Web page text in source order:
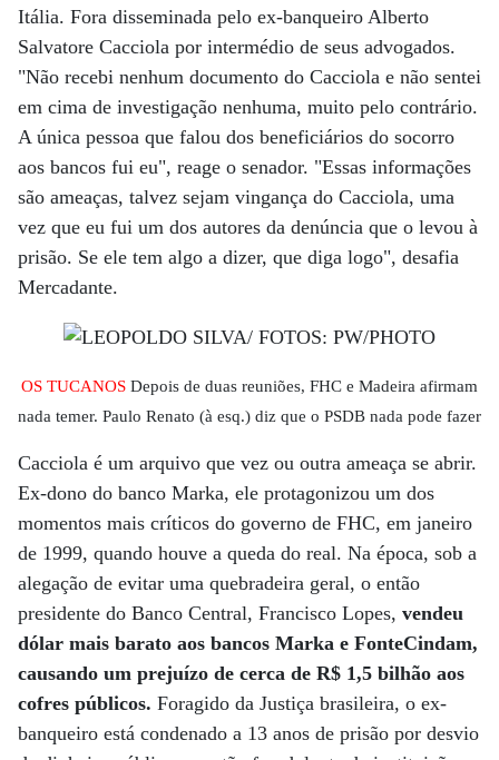
Itália. Fora disseminada pelo ex-banqueiro Alberto
Salvatore Cacciola por intermédio de seus advogados.
"Não recebi nenhum documento do Cacciola e não sentei
em cima de investigação nenhuma, muito pelo contrário.
A única pessoa que falou dos beneficiários do socorro
aos bancos fui eu", reage o senador. "Essas informações
são ameaças, talvez sejam vingança do Cacciola, uma
vez que eu fui um dos autores da denúncia que o levou à
prisão. Se ele tem algo a dizer, que diga logo", desafia
Mercadante.
OS TUCANOS Depois de duas reuniões, FHC e Madeira afirmam
nada temer. Paulo Renato (à esq.) diz que o PSDB nada pode fazer
Cacciola é um arquivo que vez ou outra ameaça se abrir.
Ex-dono do banco Marka, ele protagonizou um dos
momentos mais críticos do governo de FHC, em janeiro
de 1999, quando houve a queda do real. Na época, sob a
alegação de evitar uma quebradeira geral, o então
presidente do Banco Central, Francisco Lopes, vendeu
dólar mais barato aos bancos Marka e FonteCindam,
causando um prejuízo de cerca de R$ 1,5 bilhão aos
cofres públicos. Foragido da Justiça brasileira, o ex-
banqueiro está condenado a 13 anos de prisão por desvio